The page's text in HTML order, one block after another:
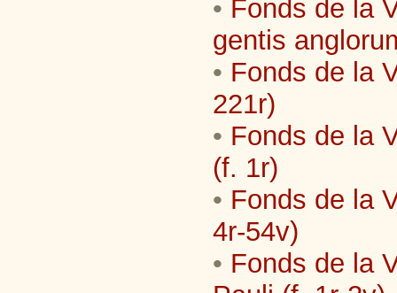
• Fonds de la
gentis
• Fonds de la
221r)
• Fonds de la
(f. 1r)
• Fonds de la
4r-54v)
• Fonds de la